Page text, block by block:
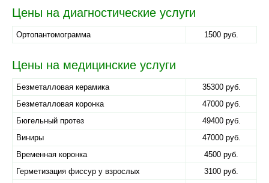
Цены на диагностические услуги
Ортопантомограмма 1500 руб.
Цены на медицинские услуги
Безметалловая керамика
35300 руб.
Безметалловая коронка
47000 руб.
Бюгельный протез
49400 руб.
Виниры
47000 руб.
Временная коронка
4500 руб.
Герметизация фиссур у взрослых
3100 руб.